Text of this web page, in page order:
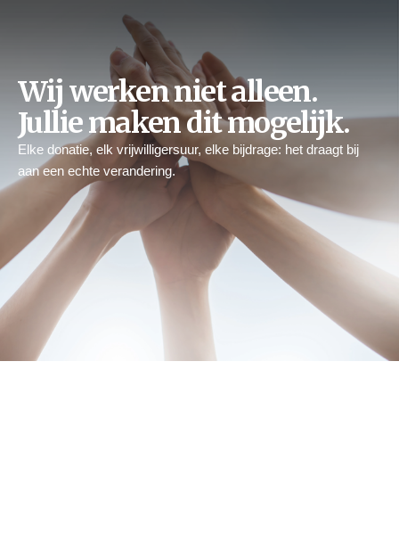
Wij werken niet alleen.
Jullie maken dit mogelijk.
Elke donatie, elk vrijwilligersuur, elke bijdrage: het draagt ​​bij
aan een echte verandering.